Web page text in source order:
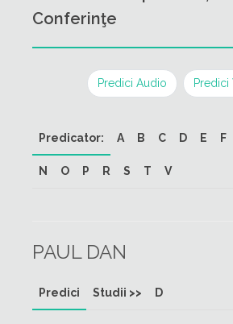
Conferinţe
Predici Audio Predici
Predicator: A B C D E F
N O P R S T V
PAUL DAN
Predici Studii >> D